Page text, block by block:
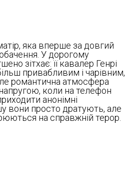
яка вперше за довгий
У дорогому
зітхає: її кавалер Генрі
привабливим і чарівним,
романтична атмосфера
коли на телефон
анонімні
вони просто дратують, але
на справжній терор.